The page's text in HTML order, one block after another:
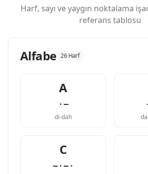
Harf, sayı ve yaygın noktalama
referans tablosu
Alfabe 26 Harf
A
·−
di-dah
C
−·−·